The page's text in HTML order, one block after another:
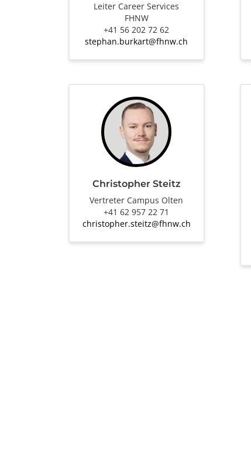
Leiter Career Services
FHNW
+41 56 202 72 62
stephan.burkart@fhnw.ch
Christopher Steitz
Vertreter Campus Olten
+41 62 957 22 71
christopher.steitz@fhnw.ch